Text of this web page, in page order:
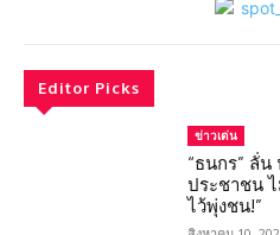
Editor Picks
ข่าวเด่น
“ธนกร” ลั่น
ประชาชน
ไว้พุ่งชน!”